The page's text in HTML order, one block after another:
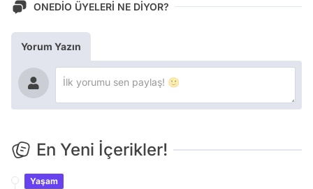
ONEDİO ÜYELERİ NE DİYOR?
Yorum Yazın
En Yeni İçerikler!
Yaşam